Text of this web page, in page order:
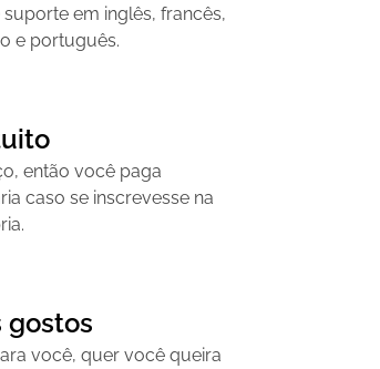
em inglês, francês,
e português.
então você paga
caso se inscrevesse na
gostos
você, quer você queira